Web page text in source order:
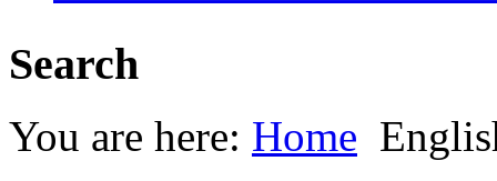
Search
You are here: Home